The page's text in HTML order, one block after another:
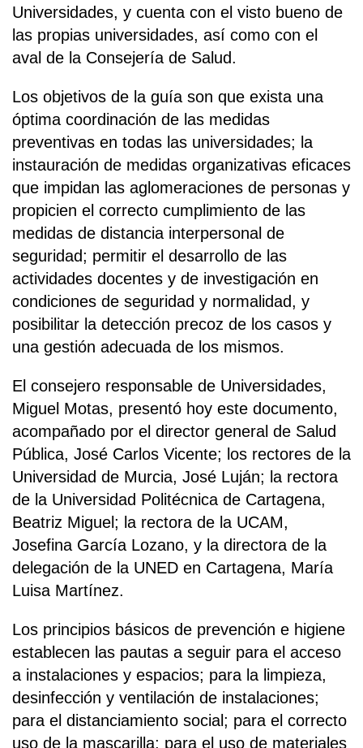
Universidades, y cuenta con el visto bueno de
las propias universidades, así como con el
aval de la Consejería de Salud.
Los objetivos de la guía son que exista una
óptima coordinación de las medidas
preventivas en todas las universidades; la
instauración de medidas organizativas eficaces
que impidan las aglomeraciones de personas y
propicien el correcto cumplimiento de las
medidas de distancia interpersonal de
seguridad; permitir el desarrollo de las
actividades docentes y de investigación en
condiciones de seguridad y normalidad, y
posibilitar la detección precoz de los casos y
una gestión adecuada de los mismos.
El consejero responsable de Universidades,
Miguel Motas, presentó hoy este documento,
acompañado por el director general de Salud
Pública, José Carlos Vicente; los rectores de la
Universidad de Murcia, José Luján; la rectora
de la Universidad Politécnica de Cartagena,
Beatriz Miguel; la rectora de la UCAM,
Josefina García Lozano, y la directora de la
delegación de la UNED en Cartagena, María
Luisa Martínez.
Los principios básicos de prevención e higiene
establecen las pautas a seguir para el acceso
a instalaciones y espacios; para la limpieza,
desinfección y ventilación de instalaciones;
para el distanciamiento social; para el correcto
uso de la mascarilla; para el uso de materiales